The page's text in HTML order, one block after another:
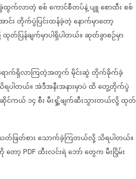
ထွက်လာတဲ့စစ်ကောင်စီတပ်နဲ့ပျူစောထီးစစ်
ာင်းတိုက်ပွဲပြင်းထန်ခဲ့တဲ့နောက်မှာတော့
ထုတ်ပြန်ချက်မှာပါရှိပါတယ်။ဆုတ်ခွာစဉ်မှာ
ောက်ရှိလာကြတဲ့အတွက်မိုင်းဆွဲတိုက်ခိုက်ခဲ့
ရပါတယ်။အဲဒီအနီးအနားမှာပဲထိတွေ့တိုက်ပွဲ
ဆိုင်ကယ် ၁၄စီးမီးရှို့ဖျက်ဆီးသွားတယ်လို့ထုတ်
တ်ဖြတ်စားသောက်ခဲ့ကြတယ်လို့သိရပါတယ်။
တော့ PDF ထီးလင်းရဲဘော်တွေကမီးငြှိမ်း